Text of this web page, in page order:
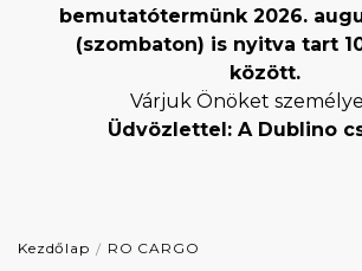
bemutatótermünk 2026.
(szombaton) is nyitva tart
között.
Várjuk Önöket
Üdvözlettel: A Dublino
Kezdőlap RO CARGO